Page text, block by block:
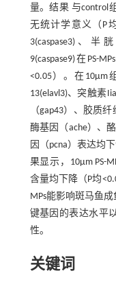
量。结果 与control
无统计学意义（P
3(caspase3)、半
9(caspase9)在PS-
<0.05）。在10μm
13(elavl3)、突触素
（gap43）、胶质
酶基因（ache）、
因（pcna）表达均
果显示，10μm PS-
含量均下降（P均
MPs能影响斑马鱼
键基因的表达水平
性。
关键词